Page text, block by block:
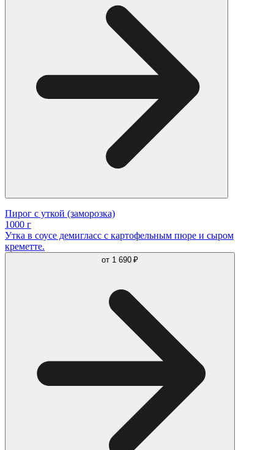
Пирог с уткой (заморозка)
1000 г
Утка в соусе демигласс с картофельным пюре и сыром
креметте.
от 1 690 ₽